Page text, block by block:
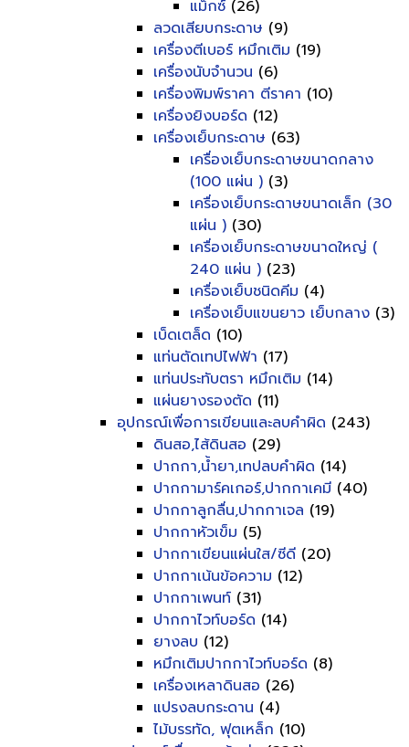
แม็กซ์ (26)
ลวดเสียบกระดาษ (9)
เครื่องตีเบอร์ หมึกเติม (19)
เครื่องนับจำนวน (6)
เครื่องพิมพ์ราคา ตีราคา (10)
เครื่องยิงบอร์ด (12)
เครื่องเย็บกระดาษ (63)
เครื่องเย็บกระดาษขนาดกลาง
(100 แผ่น ) (3)
เครื่องเย็บกระดาษขนาดเล็ก (30
แผ่น ) (30)
เครื่องเย็บกระดาษขนาดใหญ่ (
240 แผ่น ) (23)
เครื่องเย็บชนิดคีม (4)
เครื่องเย็บแขนยาว เย็บกลาง (3)
เบ็ดเตล็ด (10)
แท่นตัดเทปไฟฟ้า (17)
แท่นประทับตรา หมึกเติม (14)
แผ่นยางรองตัด (11)
อุปกรณ์เพื่อการเขียนและลบคำผิด (243)
ดินสอ,ไส้ดินสอ (29)
ปากกา,น้ำยา,เทปลบคำผิด (14)
ปากกามาร์คเกอร์,ปากกาเคมี (40)
ปากกาลูกลื่น,ปากกาเจล (19)
ปากกาหัวเข็ม (5)
ปากกาเขียนแผ่นใส/ซีดี (20)
ปากกาเน้นข้อความ (12)
ปากกาเพนท์ (31)
ปากกาไวท์บอร์ด (14)
ยางลบ (12)
หมึกเติมปากกาไวท์บอร์ด (8)
เครื่องเหลาดินสอ (26)
แปรงลบกระดาน (4)
ไม้บรรทัด, ฟุตเหล็ก (10)